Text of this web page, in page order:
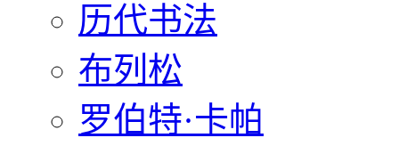
历代书法
布列松
罗伯特·卡帕